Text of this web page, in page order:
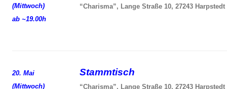
(Mittwoch)
ab ~19.00h
“Charisma”, Lange Straße 10, 27243 Harpstedt
20. Mai
(Mittwoch)
Stammtisch
“Charisma”, Lange Straße 10, 27243 Harpstedt